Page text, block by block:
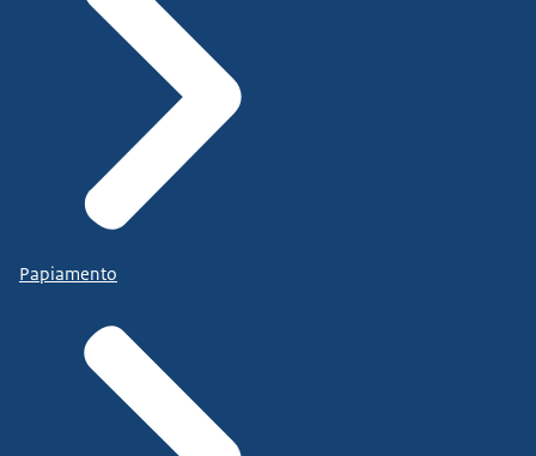
Papiamento